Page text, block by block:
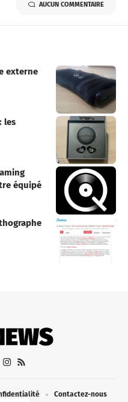
AUCUN COMMENTAIRE
externe
les
équipé
Contactez-nous